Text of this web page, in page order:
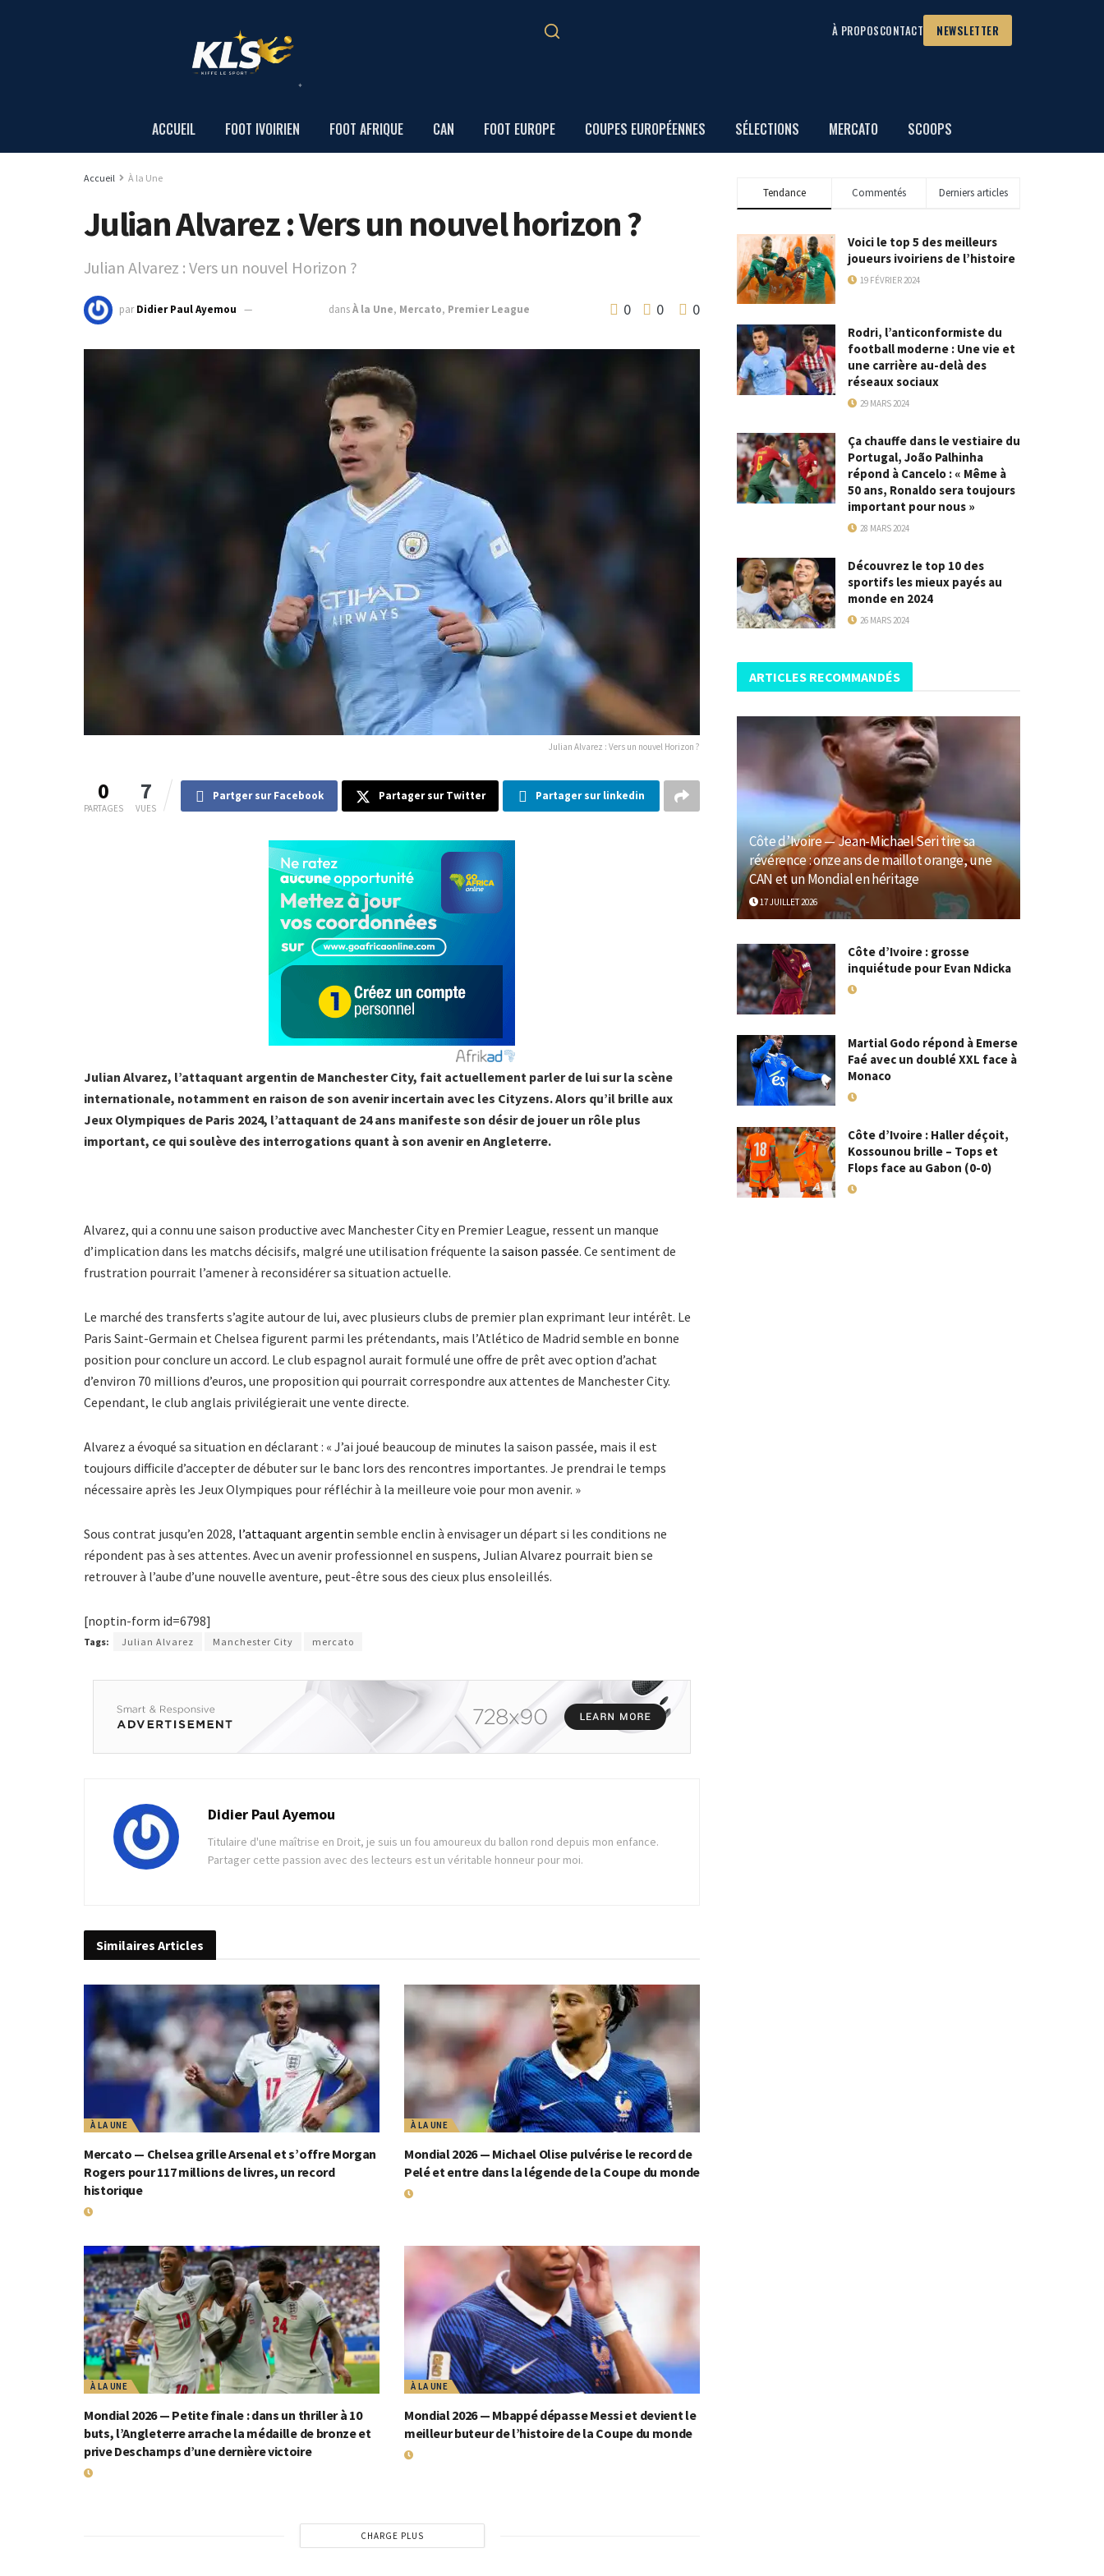
À PROPOSCONTACT NEWSLETTER
ACCUEIL FOOT IVOIRIEN FOOT AFRIQUE CAN FOOT EUROPE COUPES EUROPÉENNES SÉLECTIONS MERCATO SCOOPS
Accueil À la Une
Julian Alvarez : Vers un nouvel horizon ?
Julian Alvarez : Vers un nouvel Horizon ?
par Didier Paul Ayemou dansÀ la Une, Mercato, Premier League 0 0 0
Julian Alvarez : Vers un nouvel Horizon ?
0
PARTAGES
7
VUES
Partger sur Facebook Partager sur Twitter Partager sur linkedin
Julian Alvarez, l’attaquant argentin de Manchester City, fait actuellement parler de lui sur la scène
internationale, notamment en raison de son avenir incertain avec les Cityzens. Alors qu’il brille aux
Jeux Olympiques de Paris 2024, l’attaquant de 24 ans manifeste son désir de jouer un rôle plus
important, ce qui soulève des interrogations quant à son avenir en Angleterre.
Alvarez, qui a connu une saison productive avec Manchester City en Premier League, ressent un manque
d’implication dans les matchs décisifs, malgré une utilisation fréquente la saison passée. Ce sentiment de
frustration pourrait l’amener à reconsidérer sa situation actuelle.
Le marché des transferts s’agite autour de lui, avec plusieurs clubs de premier plan exprimant leur intérêt. Le
Paris Saint-Germain et Chelsea figurent parmi les prétendants, mais l’Atlético de Madrid semble en bonne
position pour conclure un accord. Le club espagnol aurait formulé une offre de prêt avec option d’achat
d’environ 70 millions d’euros, une proposition qui pourrait correspondre aux attentes de Manchester City.
Cependant, le club anglais privilégierait une vente directe.
Alvarez a évoqué sa situation en déclarant : « J’ai joué beaucoup de minutes la saison passée, mais il est
toujours difficile d’accepter de débuter sur le banc lors des rencontres importantes. Je prendrai le temps
nécessaire après les Jeux Olympiques pour réfléchir à la meilleure voie pour mon avenir. »
Sous contrat jusqu’en 2028, l’attaquant argentin semble enclin à envisager un départ si les conditions ne
répondent pas à ses attentes. Avec un avenir professionnel en suspens, Julian Alvarez pourrait bien se
retrouver à l’aube d’une nouvelle aventure, peut-être sous des cieux plus ensoleillés.
[noptin-form id=6798]
Tags: Julian Alvarez Manchester City mercato
Didier Paul Ayemou
Titulaire d'une maîtrise en Droit, je suis un fou amoureux du ballon rond depuis mon enfance.
Partager cette passion avec des lecteurs est un véritable honneur pour moi.
Similaires Articles
À LA UNE
Mercato — Chelsea grille Arsenal et s’offre Morgan
Rogers pour 117 millions de livres, un record
historique
À LA UNE
Mondial 2026 — Michael Olise pulvérise le record de
Pelé et entre dans la légende de la Coupe du monde
À LA UNE
Mondial 2026 — Petite finale : dans un thriller à 10
buts, l’Angleterre arrache la médaille de bronze et
prive Deschamps d’une dernière victoire
À LA UNE
Mondial 2026 — Mbappé dépasse Messi et devient le
meilleur buteur de l’histoire de la Coupe du monde
CHARGE PLUS
Tendance Commentés Derniers articles
Voici le top 5 des meilleurs
joueurs ivoiriens de l’histoire
19 FÉVRIER 2024
Rodri, l’anticonformiste du
football moderne : Une vie et
une carrière au-delà des
réseaux sociaux
29 MARS 2024
Ça chauffe dans le vestiaire du
Portugal, João Palhinha
répond à Cancelo : « Même à
50 ans, Ronaldo sera toujours
important pour nous »
28 MARS 2024
Découvrez le top 10 des
sportifs les mieux payés au
monde en 2024
26 MARS 2024
ARTICLES RECOMMANDÉS
Côte d’Ivoire — Jean-Michael Seri tire sa
révérence : onze ans de maillot orange, une
CAN et un Mondial en héritage
17 JUILLET 2026
Côte d’Ivoire : grosse
inquiétude pour Evan Ndicka
Martial Godo répond à Emerse
Faé avec un doublé XXL face à
Monaco
Côte d’Ivoire : Haller déçoit,
Kossounou brille – Tops et
Flops face au Gabon (0-0)